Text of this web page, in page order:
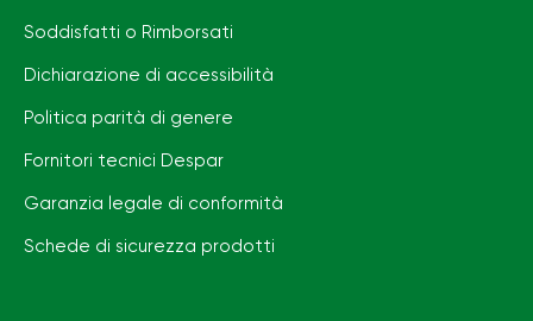
Soddisfatti o Rimborsati
Dichiarazione di accessibilità
Politica parità di genere
Fornitori tecnici Despar
Garanzia legale di conformità
Schede di sicurezza prodotti